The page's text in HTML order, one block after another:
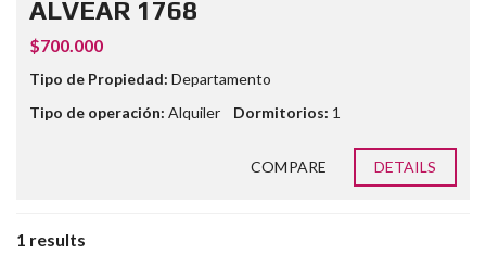
ALVEAR 1768
$700.000
Tipo de Propiedad: Departamento
Tipo de operación: Alquiler Dormitorios: 1
COMPARE DETAILS
1 results